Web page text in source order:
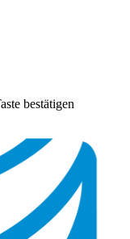
bestätigen